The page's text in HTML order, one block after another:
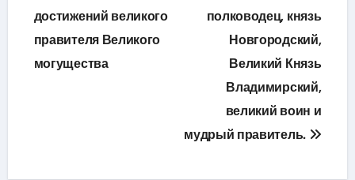
достижений великого
правителя Великого
могущества
полководец, князь
Новгородский,
Великий Князь
Владимирский,
великий воин и
мудрый правитель.